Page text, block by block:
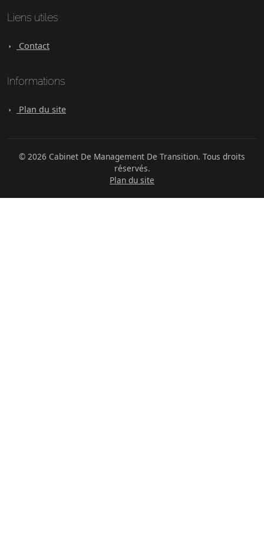
Liens utiles
Contact
Informations
Plan du site
© 2026 Cabinet De Management De Transition. Tous droits
réservés.
Plan du site